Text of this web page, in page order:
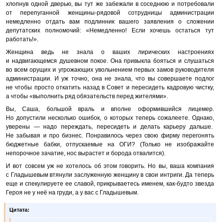
хлопнув одной дверью, вы тут же забежали в соседнюю и потребовали
от перепуганной женщины-рядовой сотрудницы администрации
немедленно отдать вам подлинник вашего заявления о сложении
депутатских полномочий: «Немедленно! Если хочешь остаться тут
работать!».
Женщина ведь не знала о ваших лирических настроениях
и надвигающемся душевном покое. Она привыкла бояться и слушаться
во всем орущих и угрожающих увольнением первых замов руководителя
администрации. И уж точно, она не знала, что вы совершаете подлог
не чтобы просто откатить назад в Совет и пересидеть кадровую чистку,
а чтобы «выполнить ряд обязательств перед жителями».
Вы, Саша, большой враль и вполне оформившийся лицемер.
Но допустили несколько ошибок, о которых теперь сожалеете. Однако,
уверены — надо переждать, пересидеть и делать карьеру дальше.
Не забывая и про бизнес. Понравилось через свою фирму перегонять
бюджетные бабки, отпускаемые на ОГИ? (Только не изображайте
непорочное зачатие, нос вырастет и борода отвалится).
И вот совсем уж не хотелось об этом говорить. Но вы, ваша компания
с Гладышевым втянули заслуженную женщину в свои интриги. Да теперь
еще и спекулируете ее славой, прикрываетесь именем, как-будто звезда
Героя не у неё на груди, а у вас с Гладышевым.
Цитата: